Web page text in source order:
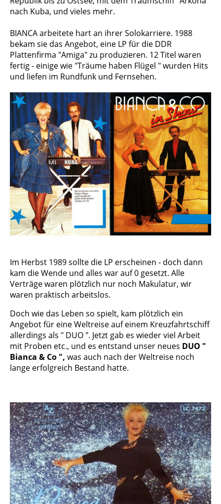
nach Kuba, und vieles mehr.
BIANCA arbeitete hart an ihrer Solokarriere. 1988
bekam sie das Angebot, eine LP für die DDR
Plattenfirma "Amiga" zu produ­zie­ren. 12 Titel waren
fertig - einige wie "Träu­me haben Flügel " wurden Hits
und liefen im Rundfunk und Fernsehen.
Im Herbst 1989 sollte die LP erscheinen - doch dann
kam die Wende und alles war auf 0 gesetzt. Alle
Verträge waren plötzlich nur noch Makulatur, wir
waren praktisch arbeitslos.
Doch wie das Leben so spielt, kam plötzlich ein
Angebot für eine Weltreise auf einem Kreuzfahrtschiff
allerdings als " DUO ". Jetzt gab es wieder viel Arbeit
mit Proben etc., und es entstand unser neues DUO "
Bianca & Co ", was auch nach der Weltreise noch
lange erfolgreich Bestand hatte.